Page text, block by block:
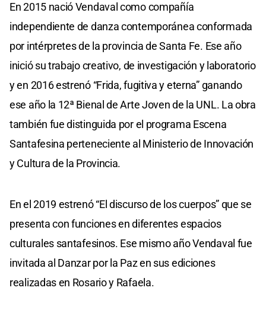
En 2015 nació Vendaval como compañía
independiente de danza contemporánea conformada
por intérpretes de la provincia de Santa Fe. Ese año
inició su trabajo creativo, de investigación y laboratorio
y en 2016 estrenó “Frida, fugitiva y eterna” ganando
ese año la 12ª Bienal de Arte Joven de la UNL. La obra
también fue distinguida por el programa Escena
Santafesina perteneciente al Ministerio de Innovación
y Cultura de la Provincia.
En el 2019 estrenó “El discurso de los cuerpos” que se
presenta con funciones en diferentes espacios
culturales santafesinos. Ese mismo año Vendaval fue
invitada al Danzar por la Paz en sus ediciones
realizadas en Rosario y Rafaela.